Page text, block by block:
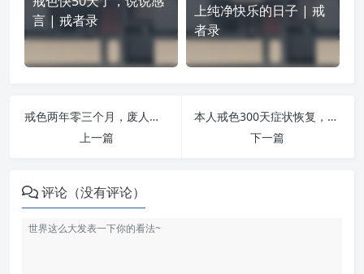
言 | 戒者录
上纯净快乐的日子 | 戒
者录
戒色两年零三个月，废人变成黑带精英！ | 戒者录
上一篇
本人戒色300天症状恢复，坚持好每一天 | 戒者录
下一篇
评论（没有评论）